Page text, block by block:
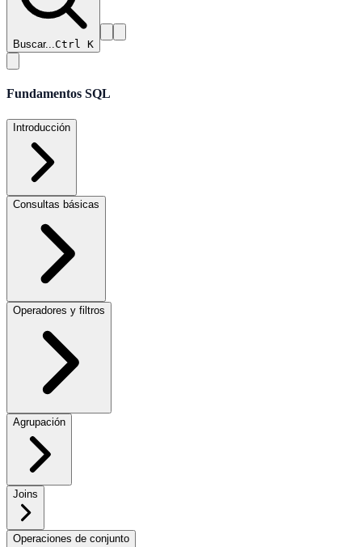
Buscar...Ctrl K
Fundamentos SQL
Introducción
Consultas básicas
Operadores y filtros
Agrupación
Joins
Operaciones de conjunto